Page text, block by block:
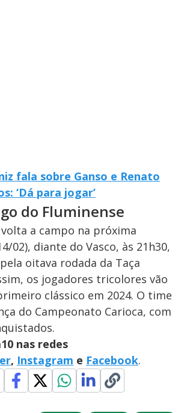
fala sobre Ganso e Renato
‘Dá para jogar’
do Fluminense
a campo na próxima
02), diante do Vasco, às 21h30,
oitava rodada da Taça
os jogadores tricolores vão
clássico em 2024. O time
do Campeonato Carioca, com
nas redes
, Instagram e Facebook.